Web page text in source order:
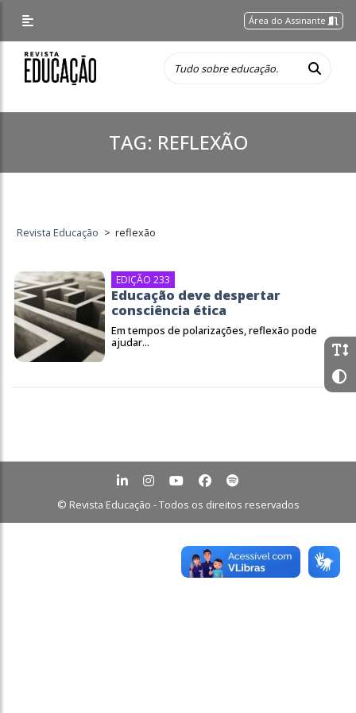
Área do Assinante
TAG: REFLEXÃO
Revista Educação > reflexão
EDIÇÃO 233
Educação deve despertar
consciência ética
Em tempos de polarizações, reflexão pode
ajudar...
© Revista Educação - Todos os direitos reservados